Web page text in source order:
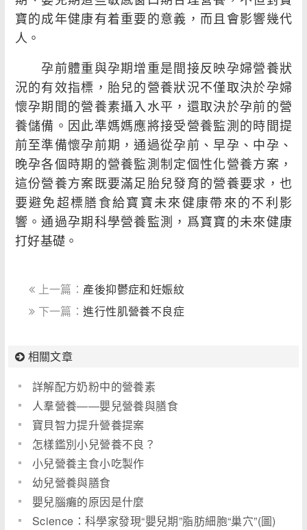
寶的成年健康有着重要的意義，而且會影響幾代
人。
孕前體重與孕期增重是間接反映孕婦營養狀
況的有效指標，胎兒的營養狀況不僅取決於孕婦
懷孕期間的營養素攝入水平，還取決於孕前的營
養儲備。因此準媽媽應將接受營養監測的時間提
前至準備懷孕前期，通過從孕前、早孕、中孕、
晚孕各個時期的營養監測制定個性化營養方案，
這份營養方案既要滿足胎兒發育的營養要求，也
要避免超標膳食給寶寶未來健康帶來的不利影
響。通過孕期科學營養監測，爲寶寶的未來健康
打好基礎。
上一篇： 產後抑鬱症和妊娠紋
下一篇：進行性肌營養不良症
相關文章
詳解配方奶粉中的營養素
人羣營養――嬰兒營養與膳食
寶貝智力提升營養提案
怎樣鑑別小兒營養不良？
小兒營養主食小吃製作
幼兒營養與膳食
嬰兒腦癱的原因是什麼
Science：科學家發現“嬰兒期”脂肪細胞“巢穴”(圖)